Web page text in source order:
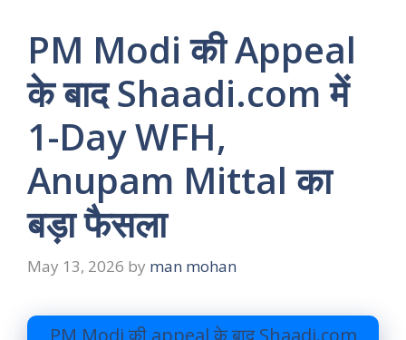
PM Modi की Appeal
के बाद Shaadi.com में
1-Day WFH,
Anupam Mittal का
बड़ा फैसला
May 13, 2026 by man mohan